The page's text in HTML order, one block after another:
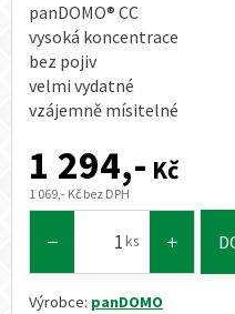
panDOMO® CC
vysoká koncentrace
bez pojiv
velmi vydatné
vzájemně mísitelné
1 294,- Kč
1 069,- Kč bez DPH
ks
Výrobce: panDOMO